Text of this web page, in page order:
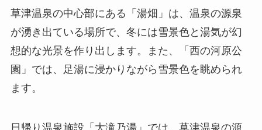
草津温泉の中心部にある「湯畑」は、温泉の源泉
が湧き出ている場所で、冬には雪景色と湯気が幻
想的な光景を作り出します。また、「西の河原公
園」では、足湯に浸かりながら雪景色を眺められ
ます。